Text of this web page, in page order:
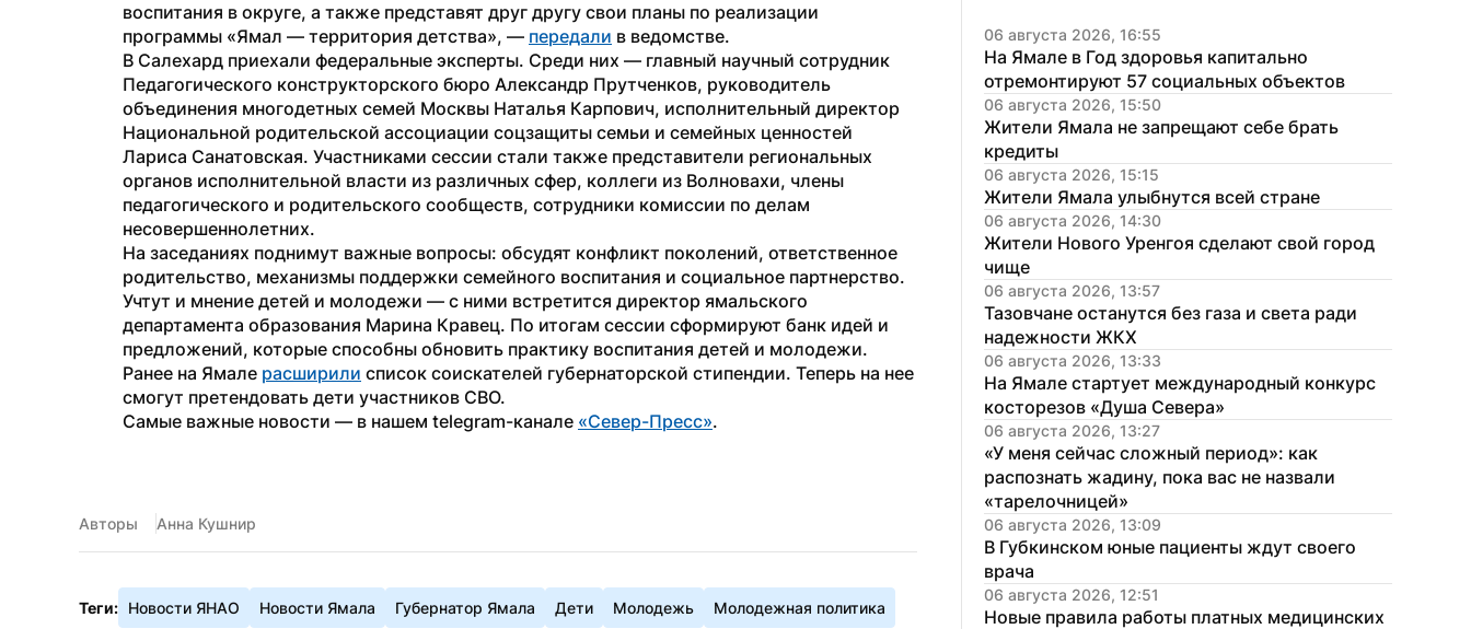
воспитания в округе, а также представят друг другу свои планы по реализации
программы «Ямал — территория детства», — передали в ведомстве.
В Салехард приехали федеральные эксперты. Среди них — главный научный сотрудник
Педагогического конструкторского бюро Александр Прутченков, руководитель
объединения многодетных семей Москвы Наталья Карпович, исполнительный директор
Национальной родительской ассоциации соцзащиты семьи и семейных ценностей
Лариса Санатовская. Участниками сессии стали также представители региональных
органов исполнительной власти из различных сфер, коллеги из Волновахи, члены
педагогического и родительского сообществ, сотрудники комиссии по делам
несовершеннолетних.
На заседаниях поднимут важные вопросы: обсудят конфликт поколений, ответственное
родительство, механизмы поддержки семейного воспитания и социальное партнерство.
Учтут и мнение детей и молодежи — с ними встретится директор ямальского
департамента образования Марина Кравец. По итогам сессии сформируют банк идей и
предложений, которые способны обновить практику воспитания детей и молодежи.
Ранее на Ямале расширили список соискателей губернаторской стипендии. Теперь на нее
смогут претендовать дети участников СВО.
Самые важные новости — в нашем telegram-канале «Север-Пресс».
Авторы Анна Кушнир
Теги: Новости ЯНАО Новости Ямала Губернатор Ямала Дети Молодежь Молодежная политика
06 августа 2026, 16:55
На Ямале в Год здоровья капитально
отремонтируют 57 социальных объектов
06 августа 2026, 15:50
Жители Ямала не запрещают себе брать
кредиты
06 августа 2026, 15:15
Жители Ямала улыбнутся всей стране
06 августа 2026, 14:30
Жители Нового Уренгоя сделают свой город
чище
06 августа 2026, 13:57
Тазовчане останутся без газа и света ради
надежности ЖКХ
06 августа 2026, 13:33
На Ямале стартует международный конкурс
косторезов «Душа Севера»
06 августа 2026, 13:27
«У меня сейчас сложный период»: как
распознать жадину, пока вас не назвали
«тарелочницей»
06 августа 2026, 13:09
В Губкинском юные пациенты ждут своего
врача
06 августа 2026, 12:51
Новые правила работы платных медицинских